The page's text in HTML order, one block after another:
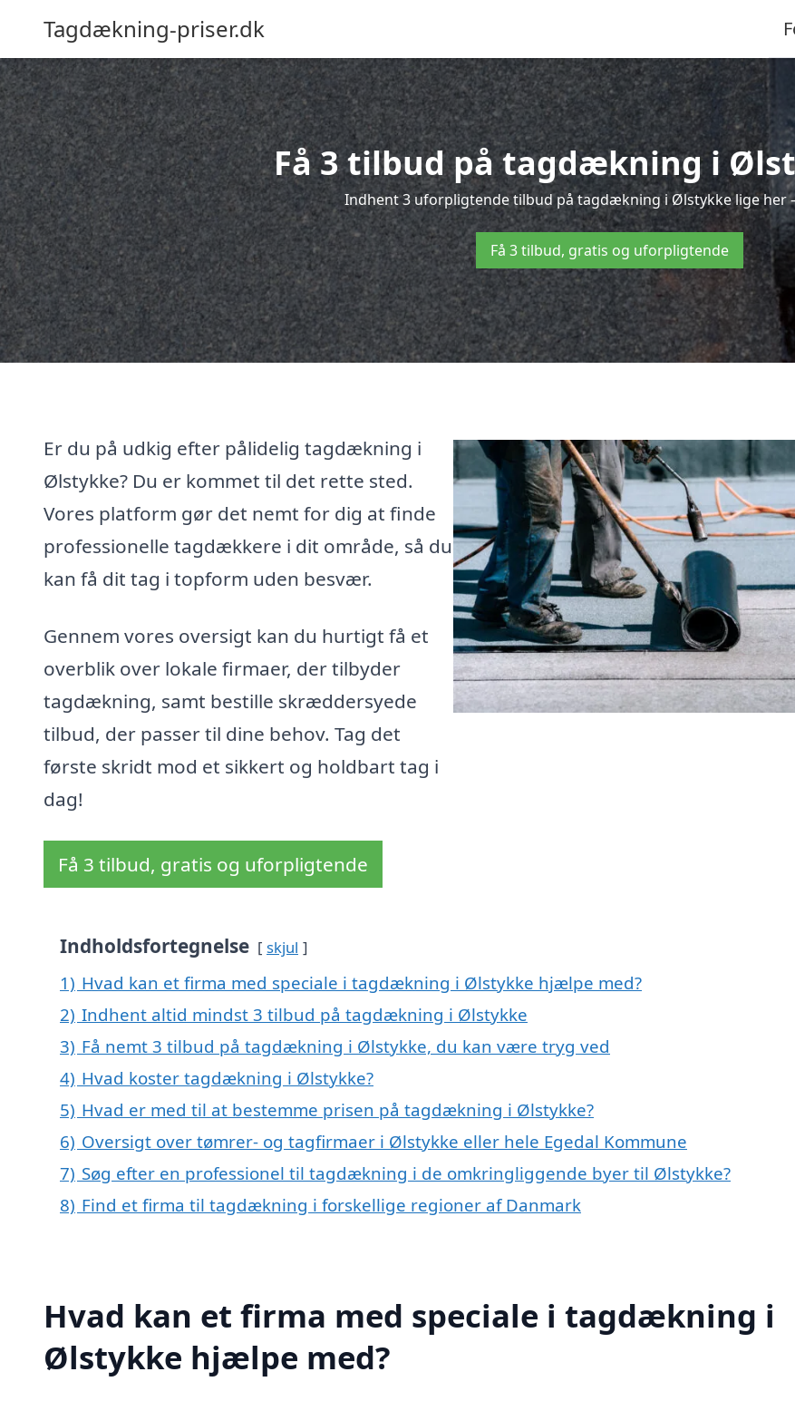
Tagdækning-priser.dk
Få 3 tilbud på tagdækning i
Indhent 3 uforpligtende tilbud på tagdækning i Ølstykke lige her
Få 3 tilbud, gratis og uforpligtende
Er du på udkig efter pålidelig tagdækning i
Ølstykke? Du er kommet til det rette sted.
Vores platform gør det nemt for dig at finde
professionelle tagdækkere i dit område, så du
kan få dit tag i topform uden besvær.
Gennem vores oversigt kan du hurtigt få et
overblik over lokale firmaer, der tilbyder
tagdækning, samt bestille skræddersyede
tilbud, der passer til dine behov. Tag det
første skridt mod et sikkert og holdbart tag i
dag!
Få 3 tilbud, gratis og uforpligtende
Indholdsfortegnelse skjul
1) Hvad kan et firma med speciale i tagdækning i Ølstykke hjælpe med?
2) Indhent altid mindst 3 tilbud på tagdækning i Ølstykke
3) Få nemt 3 tilbud på tagdækning i Ølstykke, du kan være tryg ved
4) Hvad koster tagdækning i Ølstykke?
5) Hvad er med til at bestemme prisen på tagdækning i Ølstykke?
6) Oversigt over tømrer- og tagfirmaer i Ølstykke eller hele Egedal Kommune
7) Søg efter en professionel til tagdækning i de omkringliggende byer til Ølstykke?
8) Find et firma til tagdækning i forskellige regioner af Danmark
Hvad kan et firma med speciale i tagdækning i
Ølstykke hjælpe med?